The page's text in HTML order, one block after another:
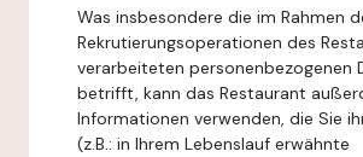
Was insbesondere die im Rahmen
Rekrutierungsoperationen des
verarbeiteten personenbezogenen
betrifft, kann das Restaurant
Informationen verwenden, die Sie
(z.B.: in Ihrem Lebenslauf erwähnte